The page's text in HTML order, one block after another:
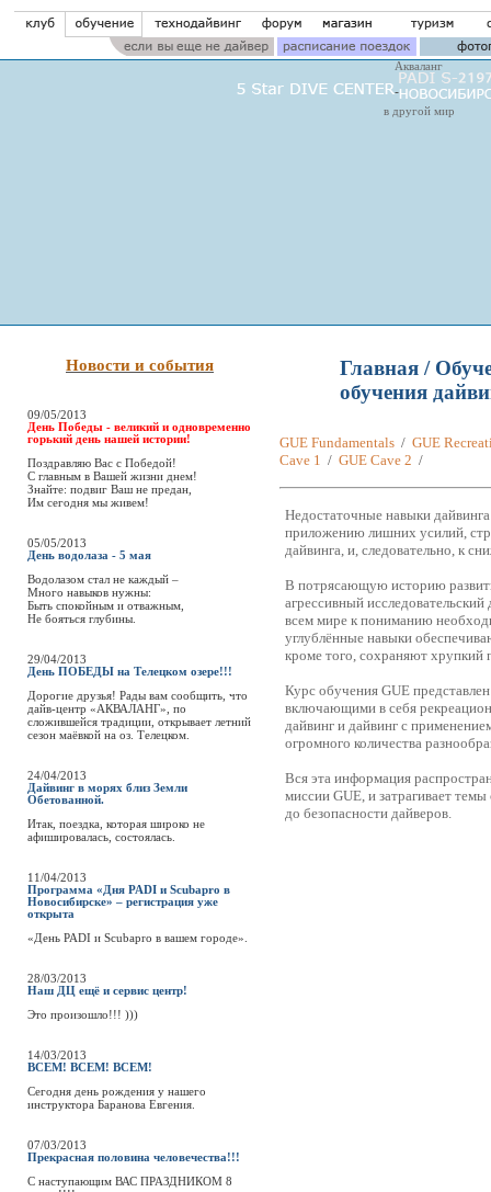
Акваланг
в другой мир
Новости и события
09/05/2013
День Победы - великий и одновременно
горький день нашей истории!
Поздравляю Вас с Победой!
С главным в Вашей жизни днем!
Знайте: подвиг Ваш не предан,
Им сегодня мы живем!
05/05/2013
День водолаза - 5 мая
Водолазом стал не каждый –
Много навыков нужны:
Быть спокойным и отважным,
Не бояться глубины.
29/04/2013
День ПОБЕДЫ на Телецком озере!!!
Дорогие друзья! Рады вам сообщить, что
дайв-центр «АКВАЛАНГ», по
сложившейся традиции, открывает летний
сезон маёвкой на оз. Телецком.
24/04/2013
Дайвинг в морях близ Земли
Обетованной.
Итак, поездка, которая широко не
афишировалась, состоялась.
11/04/2013
Программа «Дня PADI и Scubapro в
Новосибирске» – регистрация уже
открыта
«День PADI и Scubapro в вашем городе».
28/03/2013
Наш ДЦ ещё и сервис центр!
Это произошло!!! )))
14/03/2013
ВСЕМ! ВСЕМ! ВСЕМ!
Сегодня день рождения у нашего
инструктора Баранова Евгения.
07/03/2013
Прекрасная половина человечества!!!
C наступающим ВАС ПРАЗДНИКОМ 8
Главная /
обучения
GUE Fundamentals / GUE
Cave 1 / GUE Cave 2 /
Недостаточные навыки
приложению лишних усилий,
дайвинга, и, следовательно, к
В потрясающую историю
агрессивный
всем мире к пониманию
углублённые навыки
кроме того, сохраняют
Курс обучения GUE
включающими в себя
дайвинг и дайвинг с
огромного количества
Вся эта информация
миссии GUE, и затрагивает
до безопасности дайверов.